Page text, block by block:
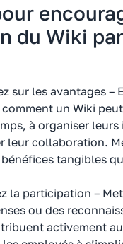
du Wiki
sur les avantages –
un Wiki
à organiser
leur collaboration.
tangibles
la participation –
ou des
activement